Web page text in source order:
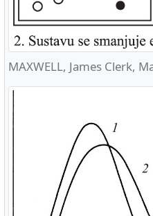
MAXWELL, James Clerk,